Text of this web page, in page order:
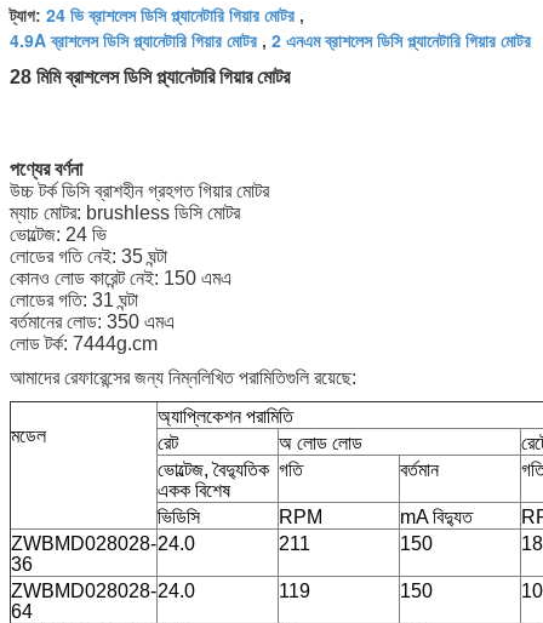
ট্যাগ: 24 ভি ব্রাশলেস ডিসি প্ল্যানেটারি গিয়ার মোটর ,
4.9A ব্রাশলেস ডিসি প্ল্যানেটারি গিয়ার মোটর , 2 এনএম ব্রাশলেস ডিসি প্ল্যানেটারি গিয়ার মোটর
28 মিমি ব্রাশলেস ডিসি প্ল্যানেটারি গিয়ার মোটর
পণ্যের বর্ণনা
উচ্চ টর্ক ডিসি ব্রাশহীন গ্রহগত গিয়ার মোটর
ম্যাচ মোটর: brushless ডিসি মোটর
ভোল্টেজ: 24 ভি
লোডের গতি নেই: 35 ঘন্টা
কোনও লোড কারেন্ট নেই: 150 এমএ
লোডের গতি: 31 ঘন্টা
বর্তমানের লোড: 350 এমএ
লোড টর্ক: 7444g.cm
আমাদের রেফারেন্সের জন্য নিম্নলিখিত পরামিতিগুলি রয়েছে:
মডেল
অ্যাপ্লিকেশন পরামিতি
রেট
অ লোড লোড
ভোল্টেজ, বৈদ্যুতিক
একক বিশেষ
গতি বর্তমান
ভিডিসি RPM mA বিদ্যুত
ZWBMD028028-
36
24.0 211 150
ZWBMD028028-
64
24.0 119 150